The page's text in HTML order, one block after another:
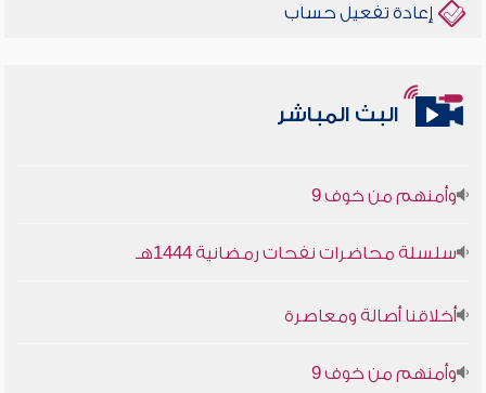
إعادة تفعيل حساب
البث المباشر
أخلاقنا أصالة ومعاصرة